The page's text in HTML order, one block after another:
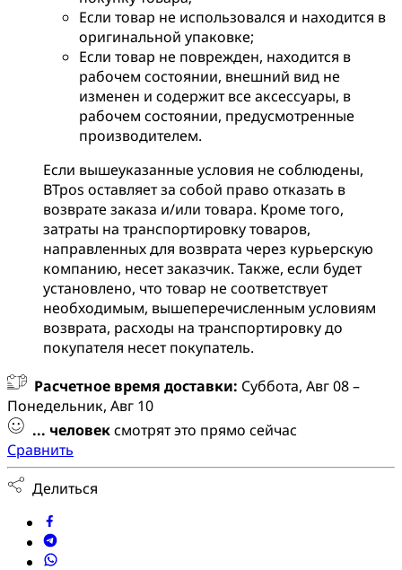
Если товар не использовался и находится в
оригинальной упаковке;
Если товар не поврежден, находится в
рабочем состоянии, внешний вид не
изменен и содержит все аксессуары, в
рабочем состоянии, предусмотренные
производителем.
Если вышеуказанные условия не соблюдены,
BTpos оставляет за собой право отказать в
возврате заказа и/или товара. Кроме того,
затраты на транспортировку товаров,
направленных для возврата через курьерскую
компанию, несет заказчик. Также, если будет
установлено, что товар не соответствует
необходимым, вышеперечисленным условиям
возврата, расходы на транспортировку до
покупателя несет покупатель.
Расчетное время доставки: Суббота, Авг 08 –
Понедельник, Авг 10
... человексмотрят это прямо сейчас
Сравнить
Делиться